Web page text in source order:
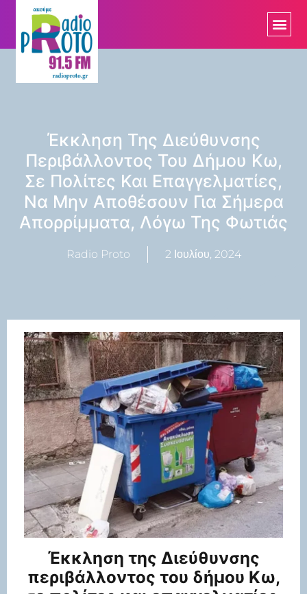
Έκκληση Της Διεύθυνσης
Περιβάλλοντος Του Δήμου Κω,
Σε Πολίτες Και Επαγγελματίες,
Να Μην Αποθέσουν Για Σήμερα
Απορρίμματα, Λόγω Της Φωτιάς
Radio Proto 2 Ιουλίου, 2024
Έκκληση της Διεύθυνσης
περιβάλλοντος του δήμου Κω,